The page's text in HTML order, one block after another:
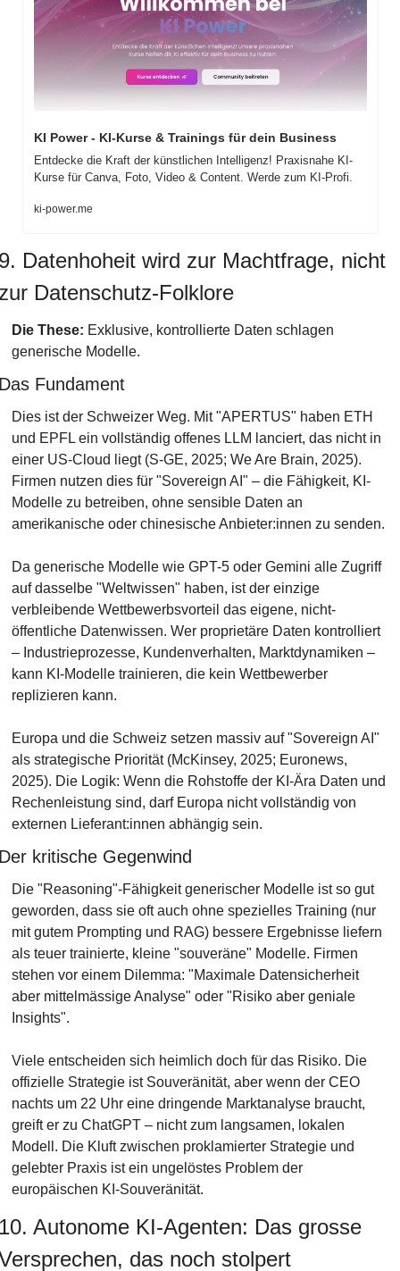
KI Power - KI-Kurse & Trainings für dein Business
Entdecke die Kraft der künstlichen Intelligenz! Praxisnahe KI-
Kurse für Canva, Foto, Video & Content. Werde zum KI-Profi.
ki-power.me
Datenhoheit wird zur Machtfrage, nicht
Datenschutz-Folklore
Die These: Exklusive, kontrollierte Daten schlagen
generische Modelle.
Fundament
Dies ist der Schweizer Weg. Mit "APERTUS" haben ETH
und EPFL ein vollständig offenes LLM lanciert, das nicht in
einer US-Cloud liegt (S-GE, 2025; We Are Brain, 2025).
Firmen nutzen dies für "Sovereign AI" – die Fähigkeit, KI-
Modelle zu betreiben, ohne sensible Daten an
amerikanische oder chinesische Anbieter:innen zu senden.
Da generische Modelle wie GPT-5 oder Gemini alle Zugriff
auf dasselbe "Weltwissen" haben, ist der einzige
verbleibende Wettbewerbsvorteil das eigene, nicht-
öffentliche Datenwissen. Wer proprietäre Daten kontrolliert
– Industrieprozesse, Kundenverhalten, Marktdynamiken –
kann KI-Modelle trainieren, die kein Wettbewerber
replizieren kann.
Europa und die Schweiz setzen massiv auf "Sovereign AI"
als strategische Priorität (McKinsey, 2025; Euronews,
2025). Die Logik: Wenn die Rohstoffe der KI-Ära Daten und
Rechenleistung sind, darf Europa nicht vollständig von
externen Lieferant:innen abhängig sein.
kritische Gegenwind
Die "Reasoning"-Fähigkeit generischer Modelle ist so gut
geworden, dass sie oft auch ohne spezielles Training (nur
mit gutem Prompting und RAG) bessere Ergebnisse liefern
als teuer trainierte, kleine "souveräne" Modelle. Firmen
stehen vor einem Dilemma: "Maximale Datensicherheit
aber mittelmässige Analyse" oder "Risiko aber geniale
Insights".
Viele entscheiden sich heimlich doch für das Risiko. Die
offizielle Strategie ist Souveränität, aber wenn der CEO
nachts um 22 Uhr eine dringende Marktanalyse braucht,
greift er zu ChatGPT – nicht zum langsamen, lokalen
Modell. Die Kluft zwischen proklamierter Strategie und
gelebter Praxis ist ein ungelöstes Problem der
europäischen KI-Souveränität.
Autonome KI-Agenten: Das grosse
das noch stolpert